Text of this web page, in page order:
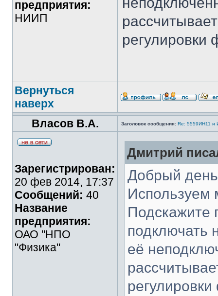
предприятия:
НИИП
регулировки
Вернуться
наверх
Власов В.А.
Заголовок сообщения: Re: 5559ИН11 и
Зарегистрирован:
20 фев 2014, 17:37
Сообщений: 40
Название
предприятия:
ОАО "НПО
"Физика"
Дмитрий
Добрый
Используем
Подскажите
подключать
её